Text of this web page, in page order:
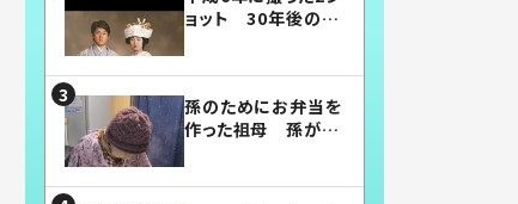
ョット 30年後の姿
孫のためにお弁当を
作った祖母 孫が絶